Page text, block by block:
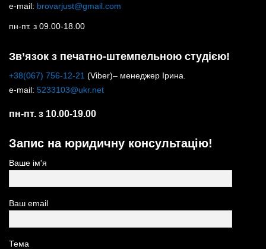
e-mail: brovarjust@gmail.com
пн-пт. з 09.00-18.00
Зв’язок з печатно-штемпельною студією!
+38(067) 756-12-21 (Viber)– менеджер Ірина.
e-mail: 5233103@ukr.net
пн-пт. з 10.00-19.00
Запис на юридичну консультацію!
Ваше ім'я
Ваш email
Тема